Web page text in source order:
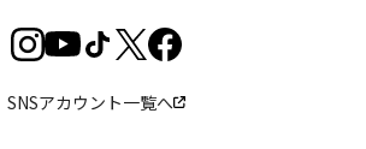
SNSアカウント一覧へ